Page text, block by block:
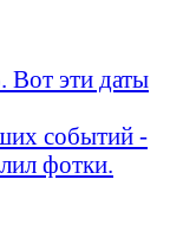
Вот эти даты
событий -
фотки.